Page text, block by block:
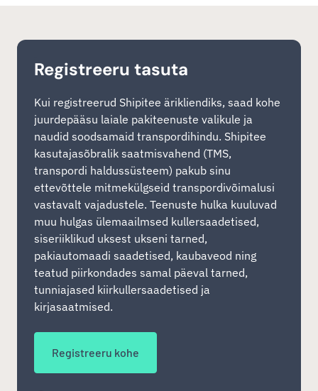
Registreeru tasuta
Kui registreerud Shipitee ärikliendiks, saad kohe
juurdepääsu laiale pakiteenuste valikule ja
naudid soodsamaid transpordihindu. Shipitee
kasutajasõbralik saatmisvahend (TMS,
transpordi haldussüsteem) pakub sinu
ettevõttele mitmekülgseid transpordivõimalusi
vastavalt vajadustele. Teenuste hulka kuuluvad
muu hulgas ülemaailmsed kullersaadetised,
siseriiklikud uksest ukseni tarned,
pakiautomaadi saadetised, kaubaveod ning
teatud piirkondades samal päeval tarned,
tunniajased kiirkullersaadetised ja
kirjasaatmised.
Registreeru kohe